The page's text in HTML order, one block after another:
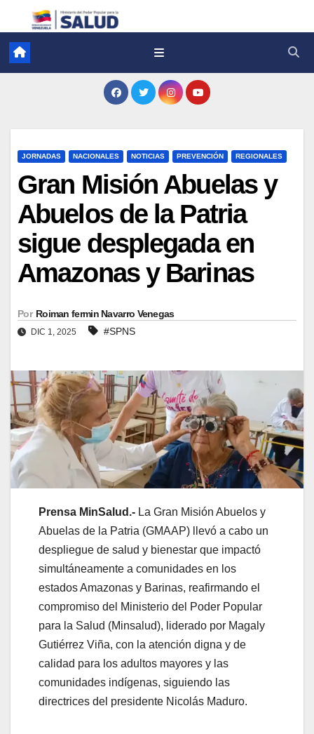
JORNADAS NACIONALES NOTICIAS PREVENCIÓN REGIONALES
Gran Misión Abuelas y
Abuelos de la Patria
sigue desplegada en
Amazonas y Barinas
Por Roiman fermin Navarro Venegas
DIC 1, 2025 #SPNS
Prensa MinSalud.- La Gran Misión Abuelos y
Abuelas de la Patria (GMAAP) llevó a cabo un
despliegue de salud y bienestar que impactó
simultáneamente a comunidades en los
estados Amazonas y Barinas, reafirmando el
compromiso del Ministerio del Poder Popular
para la Salud (Minsalud), liderado por Magaly
Gutiérrez Viña, con la atención digna y de
calidad para los adultos mayores y las
comunidades indígenas, siguiendo las
directrices del presidente Nicolás Maduro.